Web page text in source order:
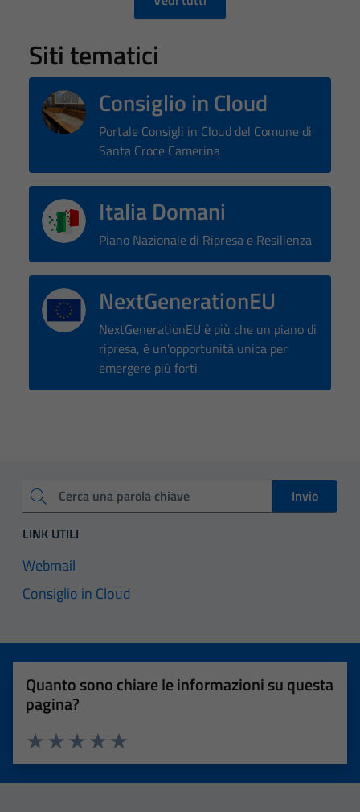
Siti tematici
Consiglio in Cloud
Portale Consigli in Cloud del Comune di
Santa Croce Camerina
Italia Domani
Piano Nazionale di Ripresa e Resilienza
NextGenerationEU
NextGenerationEU è più che un piano di
ripresa, è un'opportunità unica per
emergere più forti
Cerca una parola chiave
Invio
LINK UTILI
Webmail
Consiglio in Cloud
Quanto sono chiare le informazioni su questa
pagina?
Valuta 5 stelle su 5
Valuta 4 stelle su 5
Valuta 3 stelle su 5
Valuta 2 stelle su 5
Valuta 1 stelle su 5
content and
offers.